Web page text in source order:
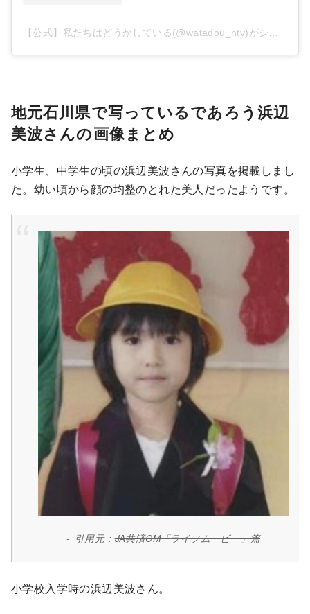
地元石川県で写っているであろう浜辺
美波さんの画像まとめ
小学生、中学生の頃の浜辺美波さんの写真を掲載しまし
た。幼い頃から顔の均整のとれた美人だったようです。
引用元：JA共済CM「ライフムービー」篇
小学校入学時の浜辺美波さん。